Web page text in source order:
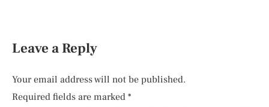
Leave a Reply
Your email address will not be published.
Required fields are marked *